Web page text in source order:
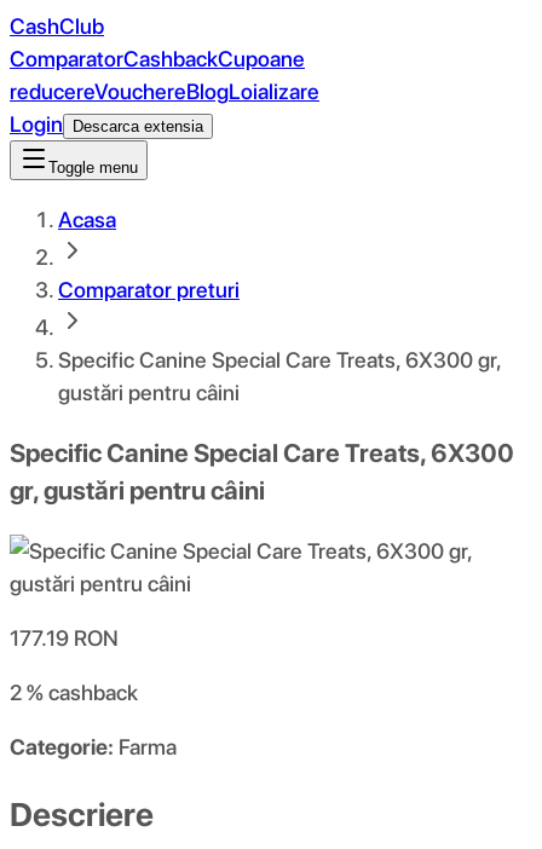
CashClub
ComparatorCashbackCupoane
reducereVouchereBlogLoializare
Login
Descarca extensia
Toggle menu
Acasa
Comparator preturi
Specific Canine Special Care Treats, 6X300 gr,
gustări pentru câini
Specific Canine Special Care Treats, 6X300
gr, gustări pentru câini
177.19 RON
2 %cashback
Categorie: Farma
Descriere